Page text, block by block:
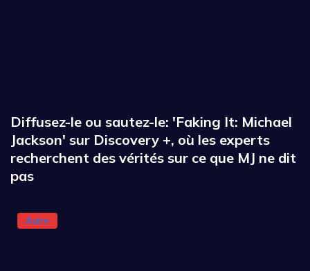
Diffusez-le ou sautez-le: 'Faking It: Michael
Jackson' sur Discovery +, où les experts
recherchent des vérités sur ce que MJ ne dit
pas
Autre